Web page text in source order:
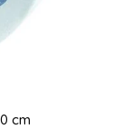
cm